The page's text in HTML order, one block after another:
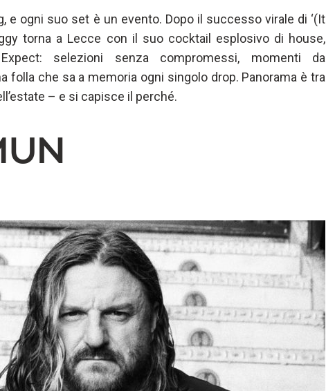
e ogni suo set è un evento. Dopo il successo virale di ‘(It
torna a Lecce con il suo cocktail esplosivo di house,
selezioni senza compromessi, momenti da
folla che sa a memoria ogni singolo drop. Panorama è tra
– e si capisce il perché.